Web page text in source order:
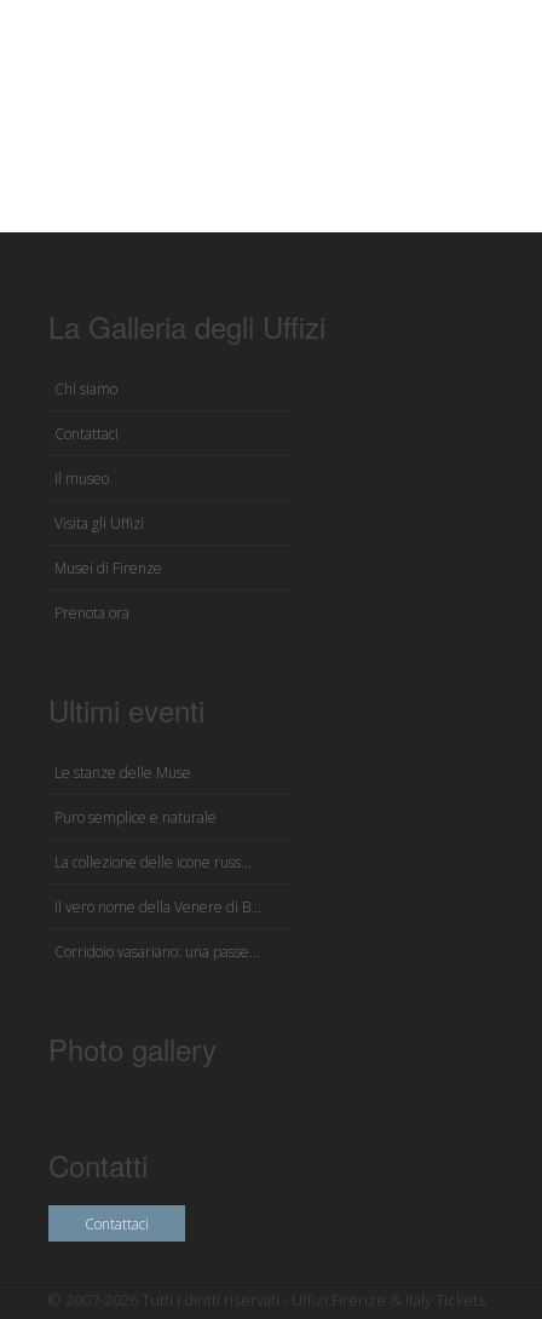
La Galleria degli Uffizi
Chi siamo
Contattaci
Il museo
Visita gli Uffizi
Musei di Firenze
Prenota ora
Ultimi eventi
Le stanze delle Muse
Puro semplice e naturale
La collezione delle icone russ...
Il vero nome della Venere di B...
Corridoio vasariano: una passe...
Photo gallery
Contatti
Contattaci
© 2007-2026 Tutti i diritti riservati - Uffizi Firenze & Italy Tickets